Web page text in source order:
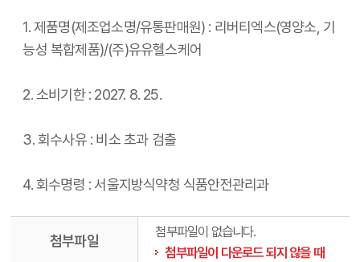
1. 제품명(제조업소명/유통판매원) : 리버티엑스(영양소, 기
능성 복합제품)/(주)유유헬스케어
2. 소비기한 : 2027. 8. 25.
3. 회수사유 : 비소 초과 검출
4. 회수명령 : 서울지방식약청 식품안전관리과
첨부파일
첨부파일이 없습니다.
첨부파일이 다운로드 되지 않을 때